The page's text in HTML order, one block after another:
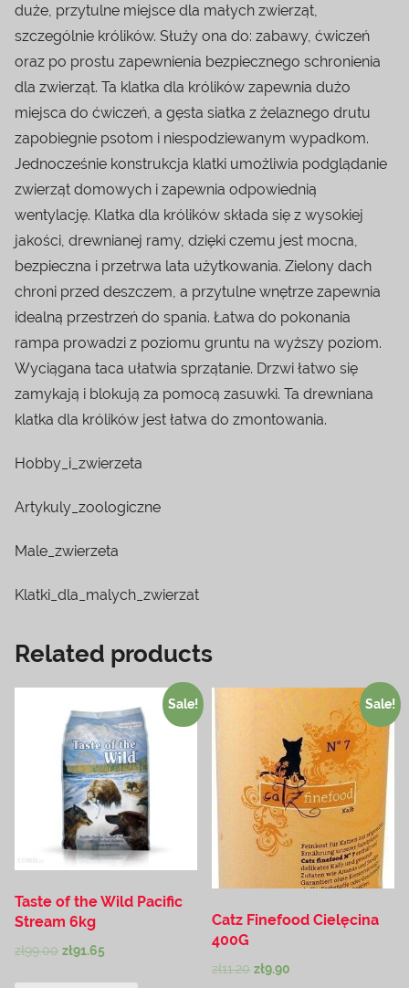
duże, przytulne miejsce dla małych zwierząt,
szczególnie królików. Służy ona do: zabawy, ćwiczeń
oraz po prostu zapewnienia bezpiecznego schronienia
dla zwierząt. Ta klatka dla królików zapewnia dużo
miejsca do ćwiczeń, a gęsta siatka z żelaznego drutu
zapobiegnie psotom i niespodziewanym wypadkom.
Jednocześnie konstrukcja klatki umożliwia podglądanie
zwierząt domowych i zapewnia odpowiednią
wentylację. Klatka dla królików składa się z wysokiej
jakości, drewnianej ramy, dzięki czemu jest mocna,
bezpieczna i przetrwa lata użytkowania. Zielony dach
chroni przed deszczem, a przytulne wnętrze zapewnia
idealną przestrzeń do spania. Łatwa do pokonania
rampa prowadzi z poziomu gruntu na wyższy poziom.
Wyciągana taca ułatwia sprzątanie. Drzwi łatwo się
zamykają i blokują za pomocą zasuwki. Ta drewniana
klatka dla królików jest łatwa do zmontowania.
Hobby_i_zwierzeta
Artykuly_zoologiczne
Male_zwierzeta
Klatki_dla_malych_zwierzat
Related products
Sale!
Taste of the Wild Pacific
Stream 6kg
zł99.00 zł91.65
Sale!
Catz Finefood Cielęcina
400G
zł11.20 zł9.90